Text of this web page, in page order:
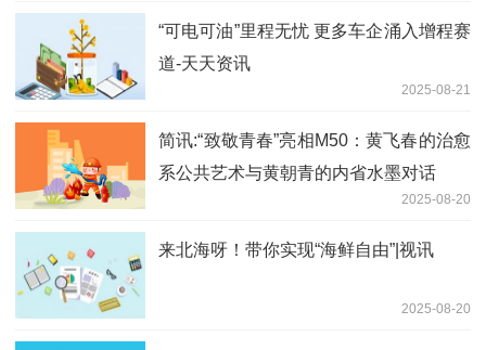
“可电可油”里程无忧 更多车企涌入增程赛
道-天天资讯
2025-08-21
简讯:“致敬青春”亮相M50：黄飞春的治愈
系公共艺术与黄朝青的内省水墨对话
2025-08-20
来北海呀！带你实现“海鲜自由”|视讯
2025-08-20